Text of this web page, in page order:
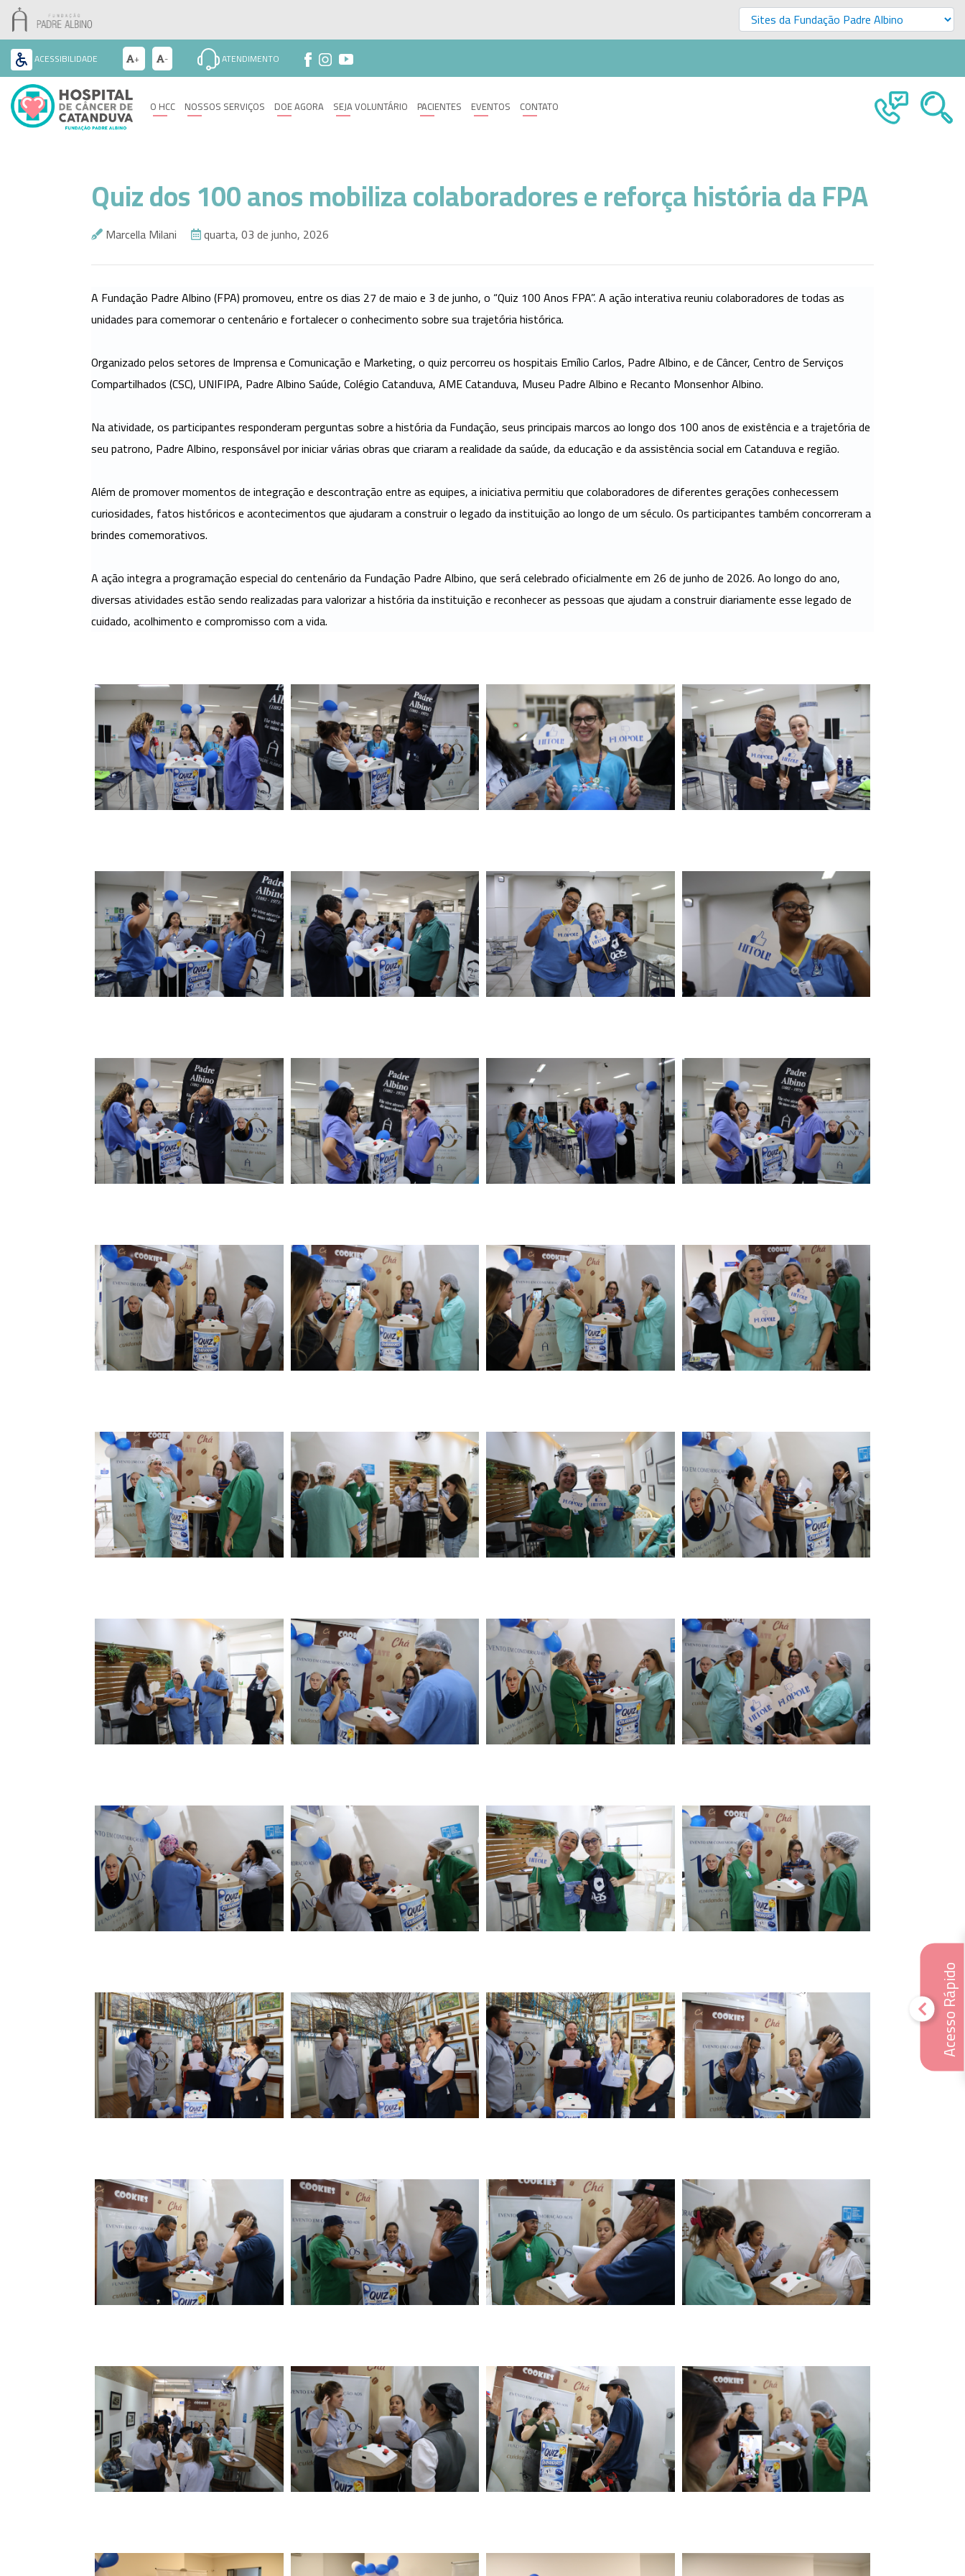
ACESSIBILIDADE + - ATENDIMENTO
O HCC NOSSOS SERVIÇOS DOE AGORA SEJA VOLUNTÁRIO PACIENTES EVENTOS CONTATO
O
HCC
Nossos
Serviços
Quiz dos 100 anos mobiliza colaboradores e reforça história da FPA
Marcella Milani quarta, 03 de junho, 2026
A Fundação Padre Albino (FPA) promoveu, entre os dias 27 de maio e 3 de junho, o “Quiz 100 Anos FPA”. A ação interativa reuniu colaboradores de todas as
unidades para comemorar o centenário e fortalecer o conhecimento sobre sua trajetória histórica.
Organizado pelos setores de Imprensa e Comunicação e Marketing, o quiz percorreu os hospitais Emílio Carlos, Padre Albino, e de Câncer, Centro de Serviços
Compartilhados (CSC), UNIFIPA, Padre Albino Saúde, Colégio Catanduva, AME Catanduva, Museu Padre Albino e Recanto Monsenhor Albino.
Na atividade, os participantes responderam perguntas sobre a história da Fundação, seus principais marcos ao longo dos 100 anos de existência e a trajetória de
seu patrono, Padre Albino, responsável por iniciar várias obras que criaram a realidade da saúde, da educação e da assistência social em Catanduva e região.
Além de promover momentos de integração e descontração entre as equipes, a iniciativa permitiu que colaboradores de diferentes gerações conhecessem
curiosidades, fatos históricos e acontecimentos que ajudaram a construir o legado da instituição ao longo de um século. Os participantes também concorreram a
brindes comemorativos.
A ação integra a programação especial do centenário da Fundação Padre Albino, que será celebrado oficialmente em 26 de junho de 2026. Ao longo do ano,
diversas atividades estão sendo realizadas para valorizar a história da instituição e reconhecer as pessoas que ajudam a construir diariamente esse legado de
cuidado, acolhimento e compromisso com a vida.
Acesso Rápido